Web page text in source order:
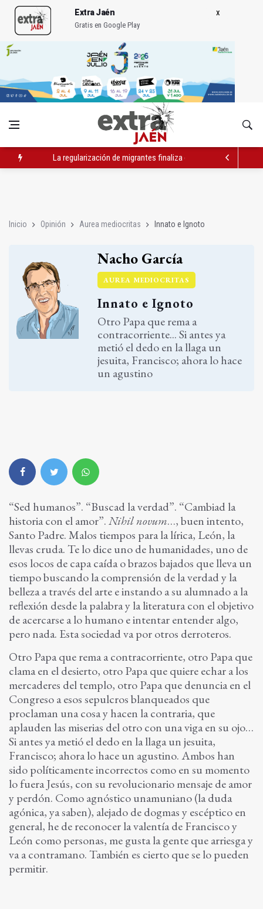
Extra Jaén
Gratis en Google Play
La regularización de migrantes finaliza con 6.750 solicitudes
Inicio Opinión Aurea mediocritas Innato e Ignoto
Nacho García
AUREA MEDIOCRITAS
Innato e Ignoto
Otro Papa que rema a
contracorriente... Si antes ya
metió el dedo en la llaga un
jesuita, Francisco; ahora lo hace
un agustino
“Sed humanos”. “Buscad la verdad”. “Cambiad la
historia con el amor”.Nihil novum…, buen intento,
Santo Padre. Malos tiempos para la lírica, León, la
llevas cruda. Te lo dice uno de humanidades, uno de
esos locos de capa caída o brazos bajados que lleva un
tiempo buscando la comprensión de la verdad y la
belleza a través del arte e instando a su alumnado a la
reflexión desde la palabra y la literatura con el objetivo
de acercarse a lo humano e intentar entender algo,
pero nada. Esta sociedad va por otros derroteros.
Otro Papa que rema a contracorriente, otro Papa que
clama en el desierto, otro Papa que quiere echar a los
mercaderes del templo, otro Papa que denuncia en el
Congreso a esos sepulcros blanqueados que
proclaman una cosa y hacen la contraria, que
aplauden las miserias del otro con una viga en su ojo…
Si antes ya metió el dedo en la llaga un jesuita,
Francisco; ahora lo hace un agustino. Ambos han
sido políticamente incorrectos como en su momento
lo fuera Jesús, con su revolucionario mensaje de amor
y perdón. Como agnóstico unamuniano (la duda
agónica, ya saben), alejado de dogmas y escéptico en
general, he de reconocer la valentía de Francisco y
León como personas, me gusta la gente que arriesga y
va a contramano. También es cierto que se lo pueden
permitir.